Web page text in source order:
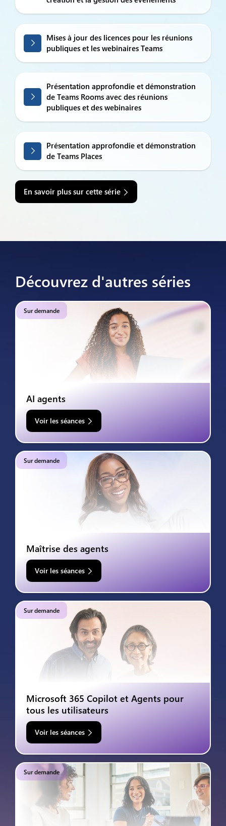
Mises à jour des licences pour les réunions
publiques et les webinaires Teams
Présentation approfondie et démonstration
de Teams Rooms avec des réunions
publiques et des webinaires
Présentation approfondie et démonstration
de Teams Places
En savoir plus sur cette série
Découvrez d'autres séries
Sur demande
AI agents
Voir les séances
Sur demande
Maîtrise des agents
Voir les séances
Sur demande
Microsoft 365 Copilot et Agents pour
tous les utilisateurs
Voir les séances
Sur demande